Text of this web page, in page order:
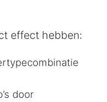
effect hebben:
door